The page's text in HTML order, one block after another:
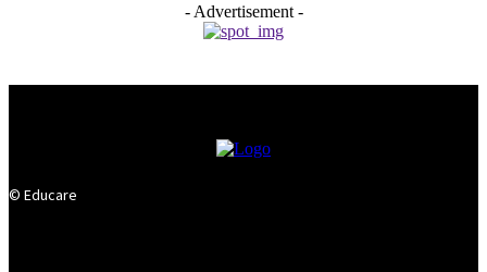
- Advertisement -
© Educare